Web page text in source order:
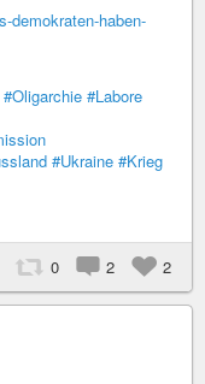
demokraten-haben-
#Oligarchie #Labore
#Ukraine #Krieg
0 2 2